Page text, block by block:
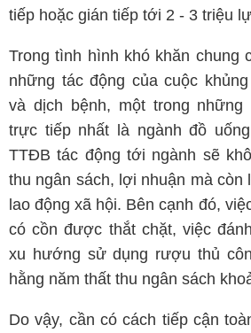
tiếp hoặc gián tiếp tới 2 - 3 triệu
Trong tình hình khó khăn chung
những tác động của cuộc
và dịch bệnh, một trong những
trực tiếp nhất là ngành đồ
TTĐB tác động tới ngành sẽ
thu ngân sách, lợi nhuận mà còn
lao động xã hội. Bên cạnh đó,
có cồn được thắt chặt, việc
xu hướng sử dụng rượu thủ
hằng năm thất thu ngân sách
Do vậy, cần có cách tiếp cận